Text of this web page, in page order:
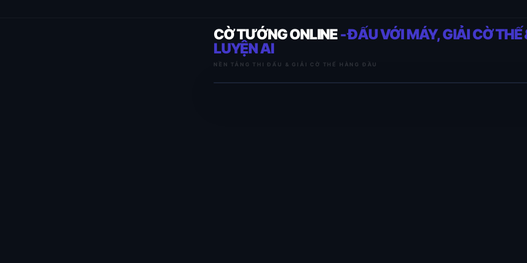
CỜ TƯỚNG ONLINE- ĐẤU VỚI MÁY, GIẢI CỜ THẾ
LUYỆN AI
NỀN TẢNG THI ĐẤU & GIẢI CỜ THẾ HÀNG ĐẦU